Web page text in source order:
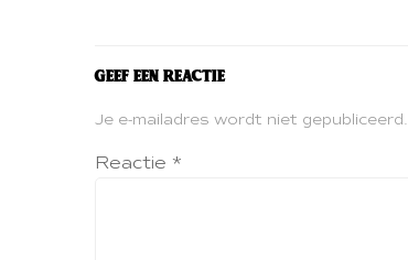
Geef een reactie
Je e-mailadres wordt niet gepubliceerd.
Reactie *